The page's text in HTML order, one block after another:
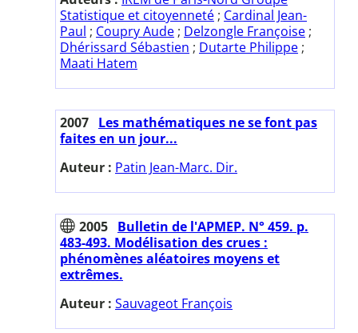
Statistique et citoyenneté ; Cardinal Jean-
Paul ; Coupry Aude ; Delzongle Françoise ;
Dhérissard Sébastien ; Dutarte Philippe ;
Maati Hatem
2007 Les mathématiques ne se font pas
faites en un jour...
Auteur : Patin Jean-Marc. Dir.
2005 Bulletin de l'APMEP. N° 459. p.
483-493. Modélisation des crues :
phénomènes aléatoires moyens et
extrêmes.
Auteur : Sauvageot François